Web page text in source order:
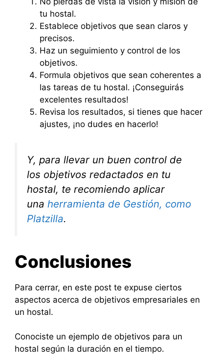
tu hostal.
Establece objetivos que sean claros y
precisos.
Haz un seguimiento y control de los
objetivos.
Formula objetivos que sean coherentes a
las tareas de tu hostal. ¡Conseguirás
excelentes resultados!
Revisa los resultados, si tienes que hacer
ajustes, ¡no dudes en hacerlo!
Y, para llevar un buen control de
los objetivos redactados en tu
hostal, te recomiendo aplicar
una herramienta de Gestión, como
Platzilla.
Conclusiones
Para cerrar, en este post te expuse ciertos
aspectos acerca de objetivos empresariales en
un hostal.
Conociste un ejemplo de objetivos para un
hostal según la duración en el tiempo.